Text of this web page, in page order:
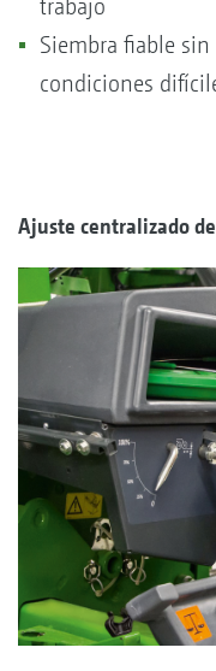
trabajo
Siembra fiable
condiciones
Ajuste centralizado